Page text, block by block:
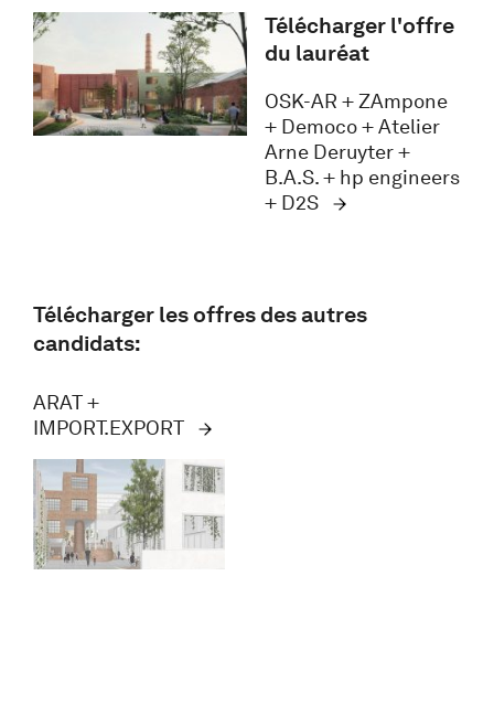
Télécharger l'offre
du lauréat
OSK-AR + ZAmpone
+ Democo + Atelier
Arne Deruyter +
B.A.S. + hp engineers
+ D2S
Télécharger les offres des autres
candidats:
ARAT +
IMPORT.EXPORT